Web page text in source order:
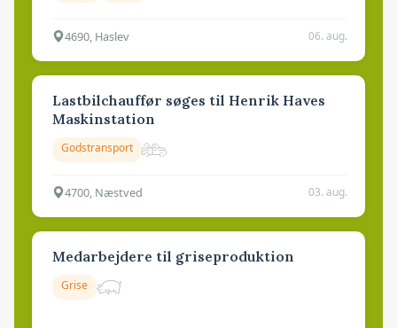
4690, Haslev 06. aug.
Lastbilchauffør søges til Henrik Haves
Maskinstation
Godstransport
4700, Næstved 03. aug.
Medarbejdere til griseproduktion
Grise